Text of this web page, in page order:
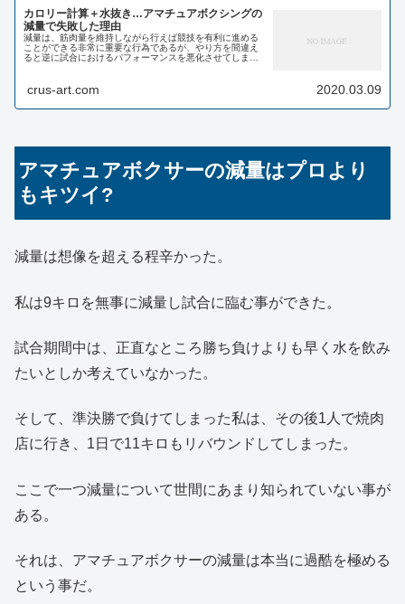
カロリー計算＋水抜き…アマチュアボクシングの
減量で失敗した理由
減量は、筋肉量を維持しながら行えば競技を有利に進める
ことができる非常に重要な行為であるが、やり方を間違え
ると逆に試合におけるパフォーマンスを悪化させてしま
crus-art.com 2020.03.09
アマチュアボクサーの減量はプロより
もキツイ?
減量は想像を超える程辛かった。
私は9キロを無事に減量し試合に臨む事ができた。
試合期間中は、正直なところ勝ち負けよりも早く水を飲み
たいとしか考えていなかった。
そして、準決勝で負けてしまった私は、その後1人で焼肉
店に行き、1日で11キロもリバウンドしてしまった。
ここで一つ減量について世間にあまり知られていない事が
ある。
それは、アマチュアボクサーの減量は本当に過酷を極める
という事だ。